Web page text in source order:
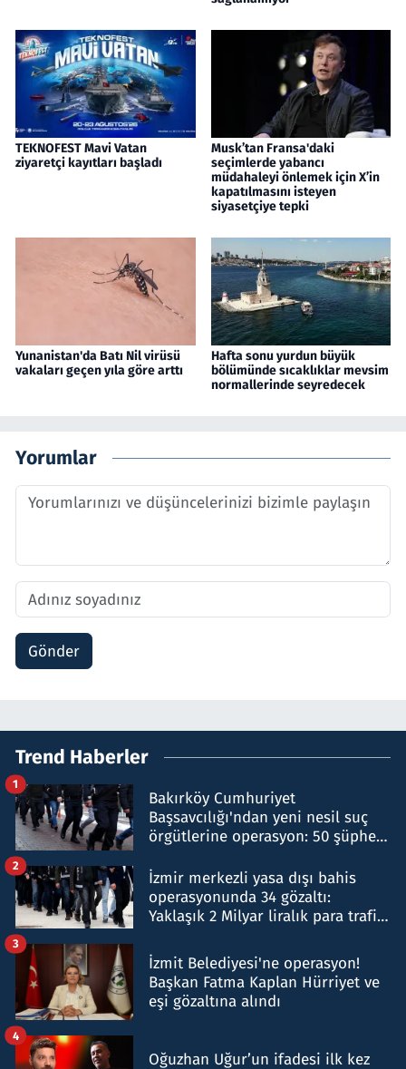
TEKNOFEST Mavi Vatan
ziyaretçi kayıtları başladı
Musk’tan Fransa'daki
seçimlerde yabancı
müdahaleyi önlemek için X’in
kapatılmasını isteyen
siyasetçiye tepki
Yunanistan'da Batı Nil virüsü
vakaları geçen yıla göre arttı
Hafta sonu yurdun büyük
bölümünde sıcaklıklar mevsim
normallerinde seyredecek
Yorumlar
Gönder
Trend Haberler
Bakırköy Cumhuriyet
Başsavcılığı'ndan yeni nesil suç
örgütlerine operasyon: 50 şüpheli
1
İzmir merkezli yasa dışı bahis
operasyonunda 34 gözaltı:
Yaklaşık 2 Milyar liralık para trafiği
2
İzmit Belediyesi'ne operasyon!
Başkan Fatma Kaplan Hürriyet ve
eşi gözaltına alındı
3
Oğuzhan Uğur’un ifadesi ilk kez
4